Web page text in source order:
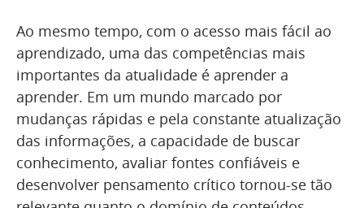
Ao mesmo tempo, com o acesso mais fácil ao
aprendizado, uma das competências mais
importantes da atualidade é aprender a
aprender. Em um mundo marcado por
mudanças rápidas e pela constante atualização
das informações, a capacidade de buscar
conhecimento, avaliar fontes confiáveis e
desenvolver pensamento crítico tornou-se tão